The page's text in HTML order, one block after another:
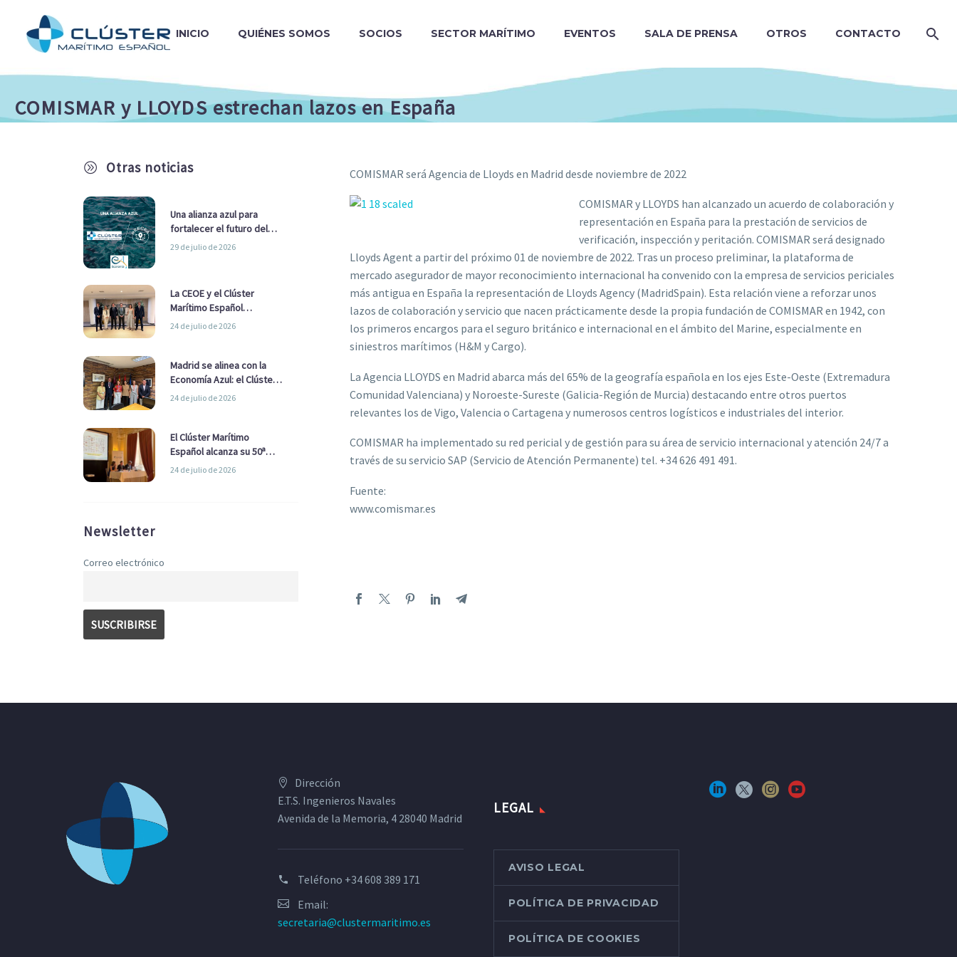
INICIO QUIÉNES SOMOS SOCIOS SECTOR MARÍTIMO EVENTOS SALA DE PRENSA OTROS CONTACTO
COMISMAR y LLOYDS estrechan lazos en España
A Otras noticias
Una alianza azul para
fortalecer el futuro del
sector marítimo
29 de julio de 2026
La CEOE y el Clúster
Marítimo Español
refuerzan su alianza para
24 de julio de 2026
Madrid se alinea con la
Economía Azul: el Clúster
Marítimo Español y la Real
Ayuntamiento
24 de julio de 2026
El Clúster Marítimo
Español alcanza su 50ª
Asamblea reafirmando su
24 de julio de 2026
Newsletter
Correo electrónico
COMISMAR será Agencia de Lloyds en Madrid desde noviembre de 2022
COMISMAR y LLOYDS han alcanzado un acuerdo de colaboración y
representación en España para la prestación de servicios de
verificación, inspección y peritación. COMISMAR será designado
Lloyds Agent a partir del próximo 01 de noviembre de 2022. Tras un proceso preliminar, la plataforma de
mercado asegurador de mayor reconocimiento internacional ha convenido con la empresa de servicios periciales
más antigua en España la representación de Lloyds Agency (MadridSpain). Esta relación viene a reforzar unos
lazos de colaboración y servicio que nacen prácticamente desde la propia fundación de COMISMAR en 1942, con
los primeros encargos para el seguro británico e internacional en el ámbito del Marine, especialmente en
siniestros marítimos (H&M y Cargo).
La Agencia LLOYDS en Madrid abarca más del 65% de la geografía española en los ejes Este-Oeste (Extremadura
Comunidad Valenciana) y Noroeste-Sureste (Galicia-Región de Murcia) destacando entre otros puertos
relevantes los de Vigo, Valencia o Cartagena y numerosos centros logísticos e industriales del interior.
COMISMAR ha implementado su red pericial y de gestión para su área de servicio internacional y atención 24/7 a
través de su servicio SAP (Servicio de Atención Permanente) tel. +34 626 491 491.
Fuente:
www.comismar.es
Dirección
E.T.S. Ingenieros Navales
Avenida de la Memoria, 4 28040 Madrid
Teléfono +34 608 389 171
Email:
secretaria@clustermaritimo.es
LEGAL
AVISO LEGAL
POLÍTICA DE PRIVACIDAD
POLÍTICA DE COOKIES